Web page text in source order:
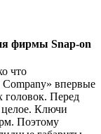
фирмы Snap-on
что
Company» впервые
Перед
целое. Ключи
Поэтому